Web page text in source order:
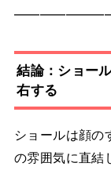
結論：ショー
右する
ショールは顔の
の雰囲気に直結